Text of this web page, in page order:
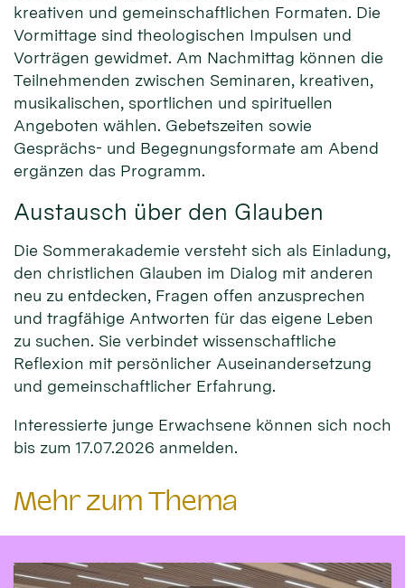
kreativen und gemeinschaftlichen Formaten. Die
Vormittage sind theologischen Impulsen und
Vorträgen gewidmet. Am Nachmittag können die
Teilnehmenden zwischen Seminaren, kreativen,
musikalischen, sportlichen und spirituellen
Angeboten wählen. Gebetszeiten sowie
Gesprächs- und Begegnungsformate am Abend
ergänzen das Programm.
Austausch über den Glauben
Die Sommerakademie versteht sich als Einladung,
den christlichen Glauben im Dialog mit anderen
neu zu entdecken, Fragen offen anzusprechen
und tragfähige Antworten für das eigene Leben
zu suchen. Sie verbindet wissenschaftliche
Reflexion mit persönlicher Auseinandersetzung
und gemeinschaftlicher Erfahrung.
Interessierte junge Erwachsene können sich noch
bis zum 17.07.2026 anmelden.
Mehr zum Thema